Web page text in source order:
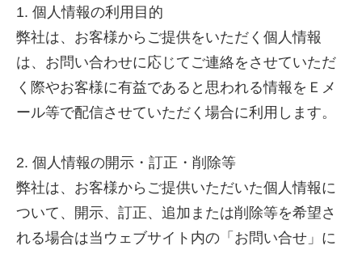
1. 個人情報の利用目的
弊社は、お客様からご提供をいただく個人情報
は、お問い合わせに応じてご連絡をさせていただ
く際やお客様に有益であると思われる情報をＥメ
ール等で配信させていただく場合に利用します。
2. 個人情報の開示・訂正・削除等
弊社は、お客様からご提供いただいた個人情報に
ついて、開示、訂正、追加または削除等を希望さ
れる場合は当ウェブサイト内の「お問い合せ」に